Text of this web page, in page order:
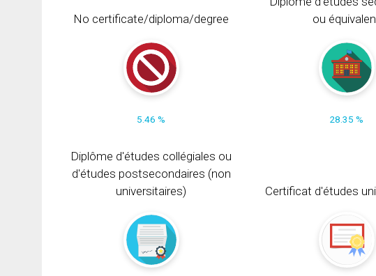
No certificate/diploma/degree
5.46 %
ou
28.35 %
Diplôme d'études collégiales ou
d'études postsecondaires (non
universitaires)
Certificat d'études